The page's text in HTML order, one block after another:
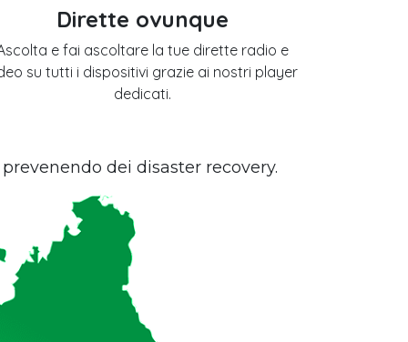
Dirette ovunque
e fai ascoltare la tue dirette radio e
su tutti i dispositivi grazie ai nostri player
dedicati.
dei disaster recovery.